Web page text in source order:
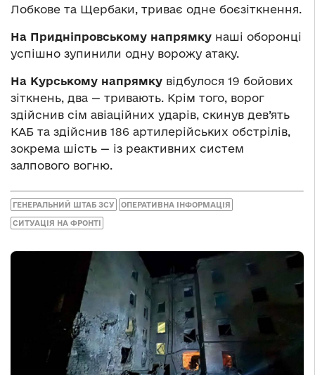
Лобкове та Щербаки, триває одне боєзіткнення.
На Придніпровському напрямку наші оборонці
успішно зупинили одну ворожу атаку.
На Курському напрямку відбулося 19 бойових
зіткнень, два — тривають. Крім того, ворог
здійснив сім авіаційних ударів, скинув дев’ять
КАБ та здійснив 186 артилерійських обстрілів,
зокрема шість — із реактивних систем
залпового вогню.
ГЕНЕРАЛЬНИЙ ШТАБ ЗСУ ОПЕРАТИВНА ІНФОРМАЦІЯ
СИТУАЦІЯ НА ФРОНТІ